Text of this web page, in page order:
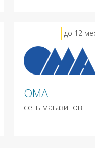
ОМА
сеть магазинов
до 12